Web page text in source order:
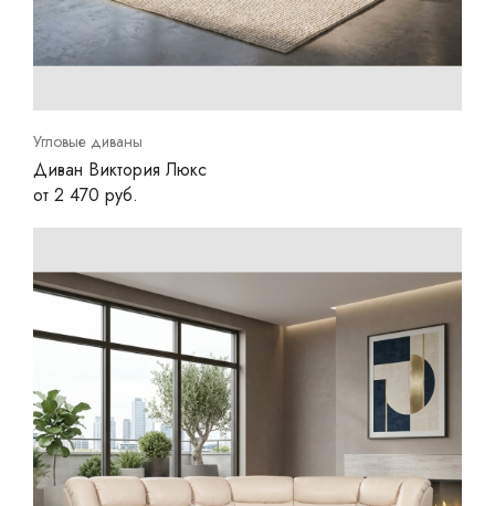
Угловые диваны
Диван Виктория Люкс
от 2 470 руб.